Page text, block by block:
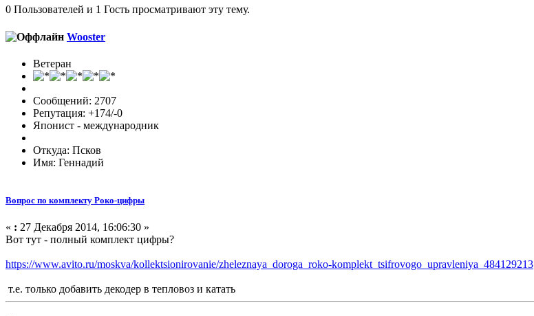
0 Пользователей и 1 Гость просматривают эту тему.
Wooster
Ветеран
Сообщений: 2707
Репутация: +174/-0
Японист - международник
Откуда: Псков
Имя: Геннадий
Вопрос по комплекту Роко-цифры
« : 27 Декабря 2014, 16:06:30 »
Вот тут - полный комплект цифры?
https://www.avito.ru/moskva/kollektsionirovanie/zheleznaya_doroga_roko-komplekt_tsifrovogo_upravleniya_484129213
т.е. только добавить декодер в тепловоз и катать